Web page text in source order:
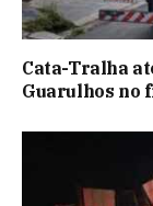
Cata-Tralha
Guarulhos no